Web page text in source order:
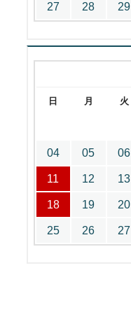
27 28 29
日 月 火
04 05 06
11 12 13
18 19 20
25 26 27